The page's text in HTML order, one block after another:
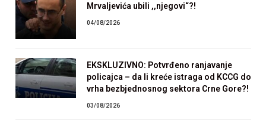
Mrvaljevića ubili ,,njegovi“?!
04/08/2026
EKSKLUZIVNO: Potvrđeno ranjavanje
policajca – da li kreće istraga od KCCG do
vrha bezbjednosnog sektora Crne Gore?!
03/08/2026